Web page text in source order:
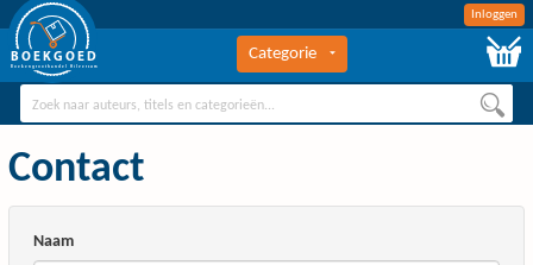
Inloggen
BOEKGOED
Boekengroothandel Hilversum
Categorie
Contact
Naam